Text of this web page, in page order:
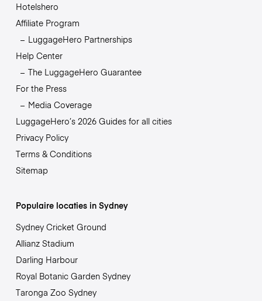
Hotelshero
Affiliate Program
LuggageHero Partnerships
Help Center
The LuggageHero Guarantee
For the Press
Media Coverage
LuggageHero’s 2026 Guides for all cities
Privacy Policy
Terms & Conditions
Sitemap
Populaire locaties in Sydney
Sydney Cricket Ground
Allianz Stadium
Darling Harbour
Royal Botanic Garden Sydney
Taronga Zoo Sydney